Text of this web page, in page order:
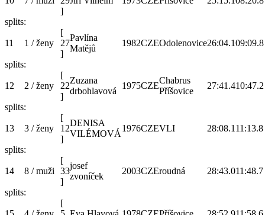
]
splits:
11 1 / ženy
[
27
]
Pavlína
Matějů
1982CZEOdolenovice26:04.109:09.8
splits:
12 2 / ženy
[
22
]
Zuzana
drbohlavová
1975CZE
Chabrus
Příšovice
27:41.410:47.2
splits:
13 3 / ženy
[
12
]
DENISA
VILÉMOVÁ
1976CZEVLI 28:08.1 11:13.8
splits:
14 8 / muži
[
33
]
josef
zvoníček
2003CZEroudná 28:43.011:48.7
splits:
[